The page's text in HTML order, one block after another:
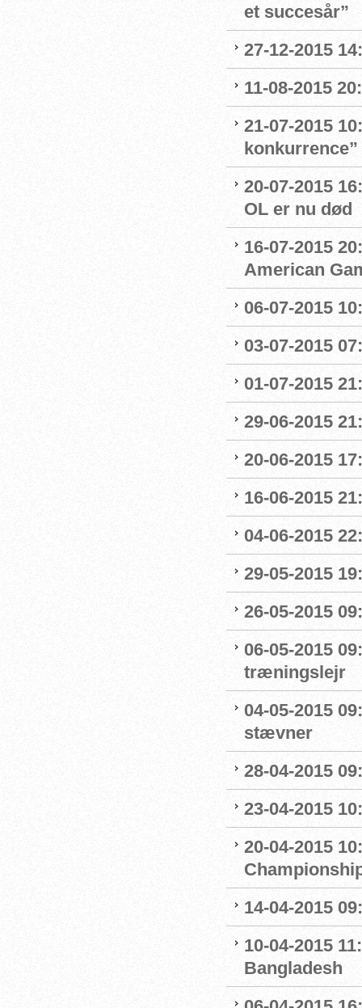
et succesår”
27-12-2015
11-08-2015
21-07-2015
konkurrence”
20-07-2015
OL er nu død
16-07-2015
American
06-07-2015
03-07-2015
01-07-2015
29-06-2015
20-06-2015
16-06-2015
04-06-2015
29-05-2015
26-05-2015
06-05-2015
træningslejr
04-05-2015
stævner
28-04-2015
23-04-2015
20-04-2015
14-04-2015
10-04-2015
Bangladesh